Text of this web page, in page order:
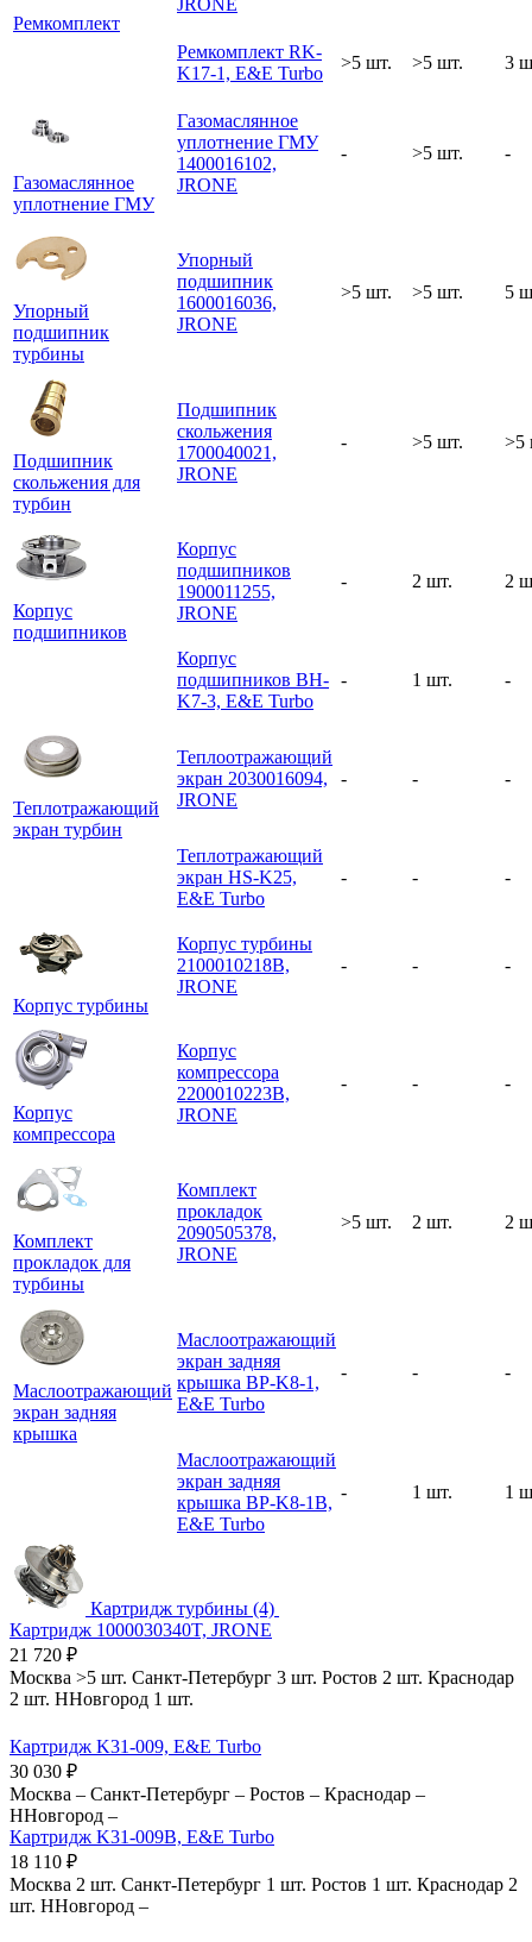
Ремкомплект
JRONE
Ремкомплект RK-
K17-1, E&E Turbo
>5 шт. >5 шт. 3
Газомаслянное
уплотнение ГМУ
Газомаслянное
уплотнение ГМУ
1400016102,
JRONE
- >5 шт. -
Упорный
подшипник
турбины
Упорный
подшипник
1600016036,
JRONE
>5 шт. >5 шт. 5
Подшипник
скольжения для
турбин
Подшипник
скольжения
1700040021,
JRONE
- >5 шт. >5
Корпус
подшипников
Корпус
подшипников
1900011255,
JRONE
- 2 шт. 2
Корпус
подшипников BH-
K7-3, E&E Turbo
- 1 шт. -
Теплотражающий
экран турбин
Теплоотражающий
экран 2030016094,
JRONE
- - -
Теплотражающий
экран HS-K25,
E&E Turbo
- - -
Корпус турбины
Корпус турбины
2100010218B,
JRONE
- - -
Корпус
компрессора
Корпус
компрессора
2200010223B,
JRONE
- - -
Комплект
прокладок для
турбины
Комплект
прокладок
2090505378,
JRONE
>5 шт. 2 шт. 2
Маслоотражающий
экран задняя
крышка
Маслоотражающий
экран задняя
крышка BP-K8-1,
E&E Turbo
- - -
Маслоотражающий
экран задняя
крышка BP-K8-1B,
E&E Turbo
- 1 шт. 1
Картридж турбины (4)
Картридж 1000030340T, JRONE
21 720 ₽
Москва >5 шт. Санкт-Петербург 3 шт. Ростов 2 шт. Краснодар
2 шт. ННовгород 1 шт.
Картридж K31-009, E&E Turbo
30 030 ₽
Москва – Санкт-Петербург – Ростов – Краснодар –
ННовгород –
Картридж K31-009B, E&E Turbo
18 110 ₽
Москва 2 шт. Санкт-Петербург 1 шт. Ростов 1 шт. Краснодар 2
шт. ННовгород –